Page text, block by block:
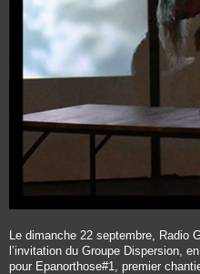
Le dimanche 22 septembre, Radio
l’invitation du Groupe Dispersion,
pour Epanorthose#1, premier